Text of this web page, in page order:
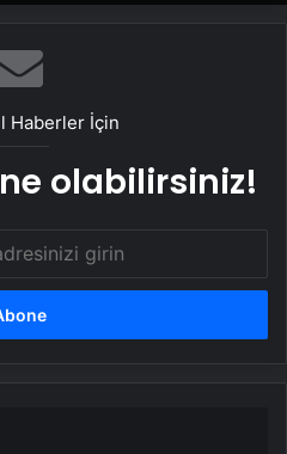
Diyanet Umre
Kriterleri
Haberler İçin
olabilirsiniz!